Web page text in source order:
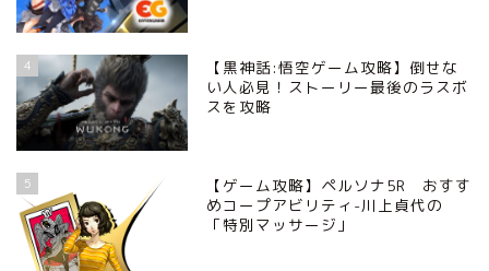
4
【黒神話:悟空ゲーム攻略】倒せな
い人必見！ストーリー最後のラスボ
スを攻略
5
【ゲーム攻略】ペルソナ5R おすす
めコープアビリティ-川上貞代の
「特別マッサージ」